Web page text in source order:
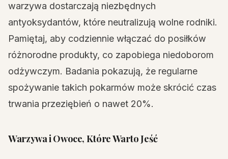
warzywa dostarczają niezbędnych
antyoksydantów, które neutralizują wolne rodniki.
Pamiętaj, aby codziennie włączać do posiłków
różnorodne produkty, co zapobiega niedoborom
odżywczym. Badania pokazują, że regularne
spożywanie takich pokarmów może skrócić czas
trwania przeziębień o nawet 20%.
Warzywa i Owoce, Które Warto Jeść